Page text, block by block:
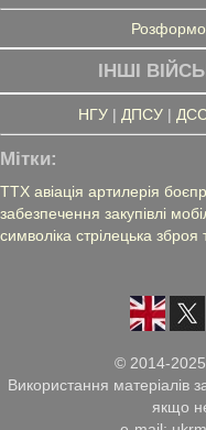
ІНШІ
НГУ| ДПСУ|
Мітки:
ТТХ авіація артилерія
забезпечення закупівлі
символіка стрілецька зброя
© 2014-
Використання матеріалів
якщо